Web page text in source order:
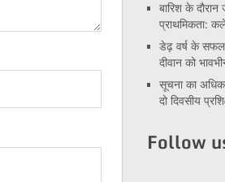
बारिश के
प्राथमिकता:
डेढ़ वर्ष के
दीवान को
सूचना का
दो दिवसीय
Follow